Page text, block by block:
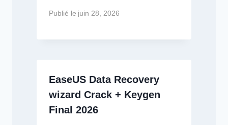
Publié le juin 28, 2026
EaseUS Data Recovery
wizard Crack + Keygen
Final 2026